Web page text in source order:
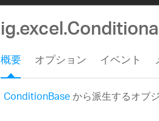
概要 オプション イベント
ConditionBaseから派生するオブ